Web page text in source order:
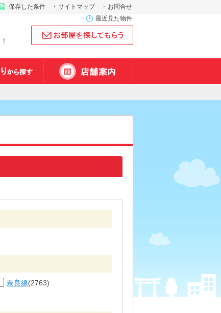
！
お問合せ
サイトマップ
保存した条件
最近見た物件
奈良線(2763)